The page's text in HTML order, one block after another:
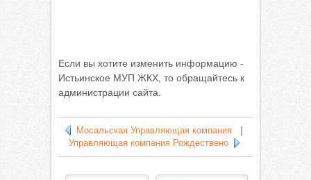
Если вы хотите изменить информацию -
Истьинское МУП ЖКХ, то обращайтесь к
администрации сайта.
Мосальская Управляющая компания
Управляющая компания Рождествено